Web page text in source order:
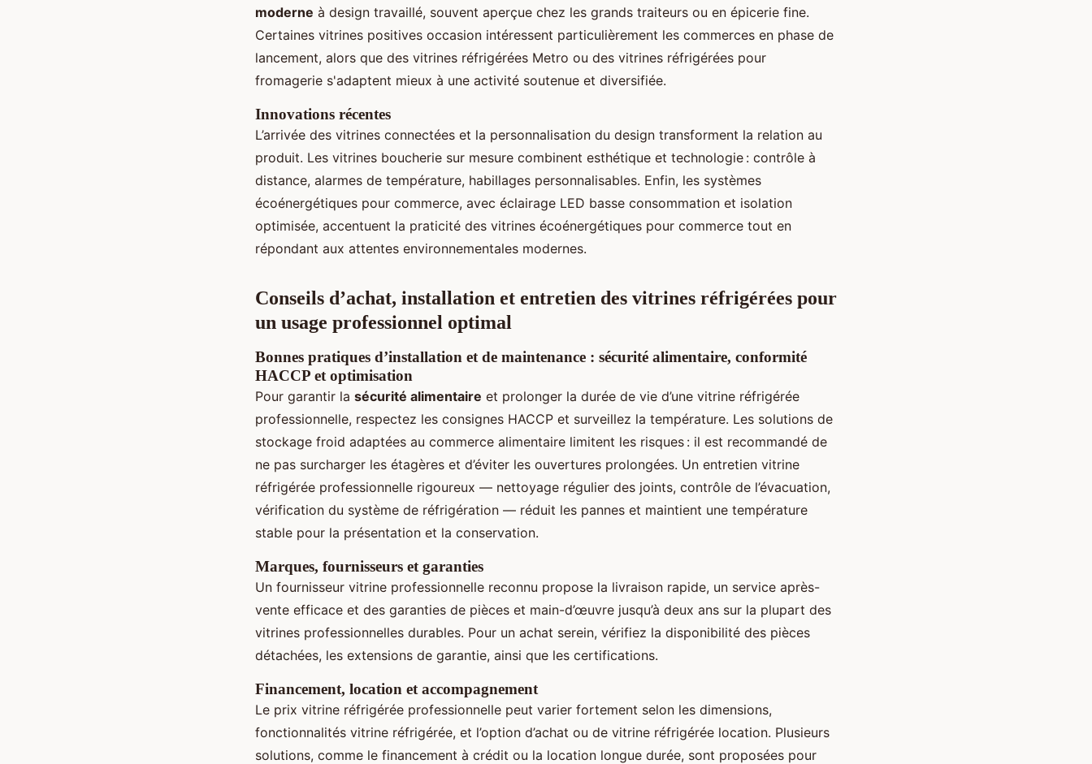
moderne à design travaillé, souvent aperçue chez les grands traiteurs ou en épicerie fine.
Certaines vitrines positives occasion intéressent particulièrement les commerces en phase de
lancement, alors que des vitrines réfrigérées Metro ou des vitrines réfrigérées pour
fromagerie s'adaptent mieux à une activité soutenue et diversifiée.
Innovations récentes
L’arrivée des vitrines connectées et la personnalisation du design transforment la relation au
produit. Les vitrines boucherie sur mesure combinent esthétique et technologie : contrôle à
distance, alarmes de température, habillages personnalisables. Enfin, les systèmes
écoénergétiques pour commerce, avec éclairage LED basse consommation et isolation
optimisée, accentuent la praticité des vitrines écoénergétiques pour commerce tout en
répondant aux attentes environnementales modernes.
Conseils d’achat, installation et entretien des vitrines réfrigérées pour
un usage professionnel optimal
Bonnes pratiques d’installation et de maintenance : sécurité alimentaire, conformité
HACCP et optimisation
Pour garantir la sécurité alimentaire et prolonger la durée de vie d’une vitrine réfrigérée
professionnelle, respectez les consignes HACCP et surveillez la température. Les solutions de
stockage froid adaptées au commerce alimentaire limitent les risques : il est recommandé de
ne pas surcharger les étagères et d’éviter les ouvertures prolongées. Un entretien vitrine
réfrigérée professionnelle rigoureux — nettoyage régulier des joints, contrôle de l’évacuation,
vérification du système de réfrigération — réduit les pannes et maintient une température
stable pour la présentation et la conservation.
Marques, fournisseurs et garanties
Un fournisseur vitrine professionnelle reconnu propose la livraison rapide, un service après-
vente efficace et des garanties de pièces et main-d’œuvre jusqu’à deux ans sur la plupart des
vitrines professionnelles durables. Pour un achat serein, vérifiez la disponibilité des pièces
détachées, les extensions de garantie, ainsi que les certifications.
Financement, location et accompagnement
Le prix vitrine réfrigérée professionnelle peut varier fortement selon les dimensions,
fonctionnalités vitrine réfrigérée, et l’option d’achat ou de vitrine réfrigérée location. Plusieurs
solutions, comme le financement à crédit ou la location longue durée, sont proposées pour